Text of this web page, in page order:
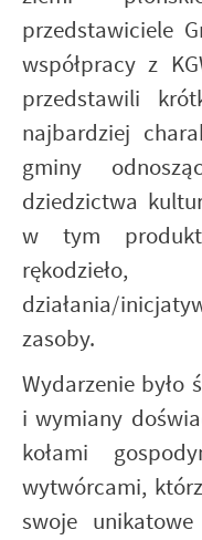
przedstawiciele
współpracy z
przedstawili
najbardziej
gminy
dziedzictwa
w tym
działania/
zasoby.
Wydarzenie było
i wymiany
kołami
wytwórcami,
swoje